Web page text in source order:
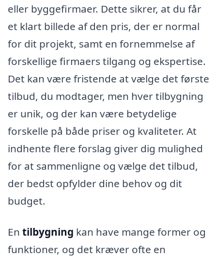
eller byggefirmaer. Dette sikrer, at du får
et klart billede af den pris, der er normal
for dit projekt, samt en fornemmelse af
forskellige firmaers tilgang og ekspertise.
Det kan være fristende at vælge det første
tilbud, du modtager, men hver tilbygning
er unik, og der kan være betydelige
forskelle på både priser og kvaliteter. At
indhente flere forslag giver dig mulighed
for at sammenligne og vælge det tilbud,
der bedst opfylder dine behov og dit
budget.
En tilbygning kan have mange former og
funktioner, og det kræver ofte en